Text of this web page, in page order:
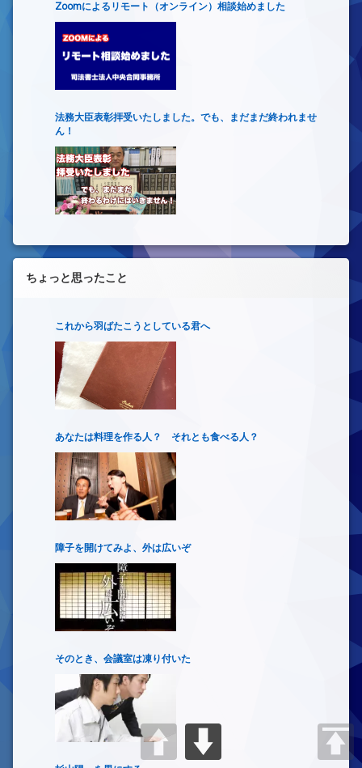
Zoomによるリモート（オンライン）相談始めました
法務大臣表彰拝受いたしました。でも、まだまだ終われませ
ん！
ちょっと思ったこと
これから羽ばたこうとしている君へ
あなたは料理を作る人？ それとも食べる人？
障子を開けてみよ、外は広いぞ
そのとき、会議室は凍り付いた